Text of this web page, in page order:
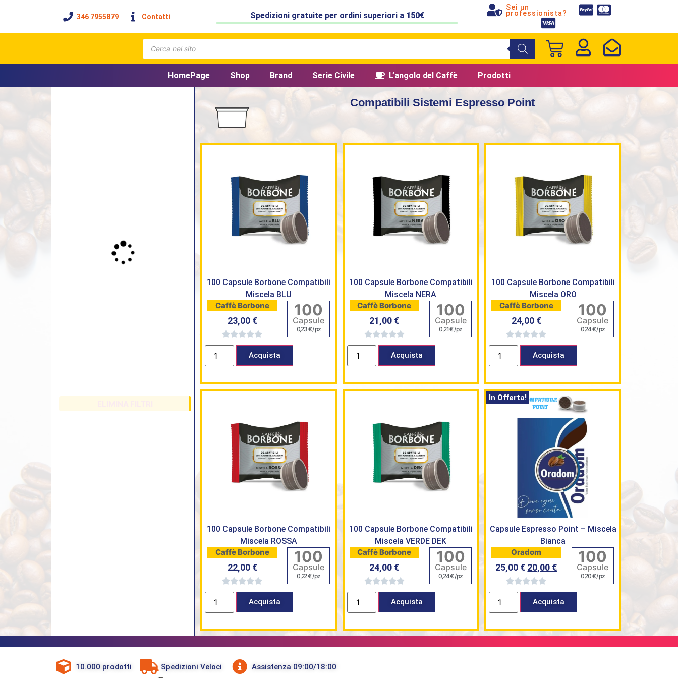
346 7955879 Contatti Spedizioni gratuite per ordini superiori a 150€
Sei un
professionista?
HomePage Shop Brand Serie Civile L’angolo del Caffè Prodotti
Compatibili Sistemi Espresso Point
100 Capsule Borbone Compatibili
Miscela BLU
Caffè Borbone
23,00 €
100
Capsule
0,23€/ pz
Acquista
100 Capsule Borbone Compatibili
Miscela NERA
Caffè Borbone
21,00 €
100
Capsule
0,21€/ pz
Acquista
100 Capsule Borbone Compatibili
Miscela ORO
Caffè Borbone
24,00 €
100
Capsule
0,24€/ pz
Acquista
100 Capsule Borbone Compatibili
Miscela ROSSA
Caffè Borbone
22,00 €
100
Capsule
0,22€/ pz
Acquista
100 Capsule Borbone Compatibili
Miscela VERDE DEK
Caffè Borbone
24,00 €
100
Capsule
0,24€/ pz
Acquista
In Offerta!
Capsule Espresso Point – Miscela
Bianca
Oradom
25,00€ 20,00 €
100
Capsule
0,20€/ pz
Acquista
10.000 prodotti Spedizioni Veloci Assistenza 09:00/18:00